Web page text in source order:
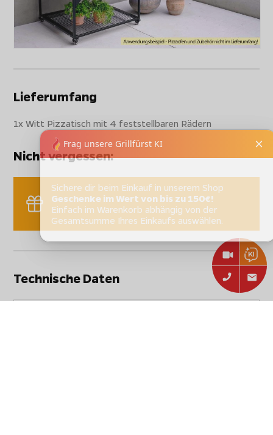
Lieferumfang
1x Witt Pizzatisch mit 4 feststellbaren Rädern
Nicht vergessen:
Sichere dir beim Einkauf in unserem Shop
Geschenke im Wert von bis zu 150€!
Einfach im Warenkorb abhängig von der
Gesamtsumme Ihres Einkaufs auswählen.
Technische Daten